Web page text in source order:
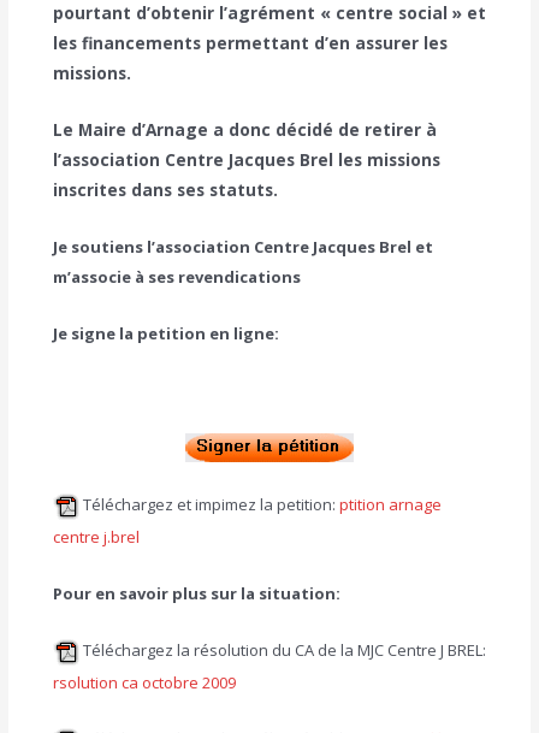
pourtant d’obtenir l’agrément « centre social » et
les financements permettant d’en assurer les
missions.
Le Maire d’Arnage a donc décidé de retirer à
l’association Centre Jacques Brel les missions
inscrites dans ses statuts.
Je soutiens l’association Centre Jacques Brel et
m’associe à ses revendications
Je signe la petition en ligne:
Téléchargez et impimez la petition: ptition arnage
centre j.brel
Pour en savoir plus sur la situation:
Téléchargez la résolution du CA de la MJC Centre J BREL:
rsolution ca octobre 2009